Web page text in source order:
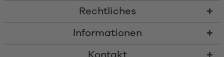
Rechtliches
Informationen
Kontakt